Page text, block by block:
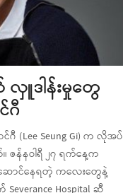
ဒါန်းမှုတွေ
ဂီ
ဂီ (Lee Seung Gi) က လိုအပ်
န်နဝါရီ ၂၇ ရက်နေ့က
ောင်နေရတဲ့ ကလေးတွေနဲ့